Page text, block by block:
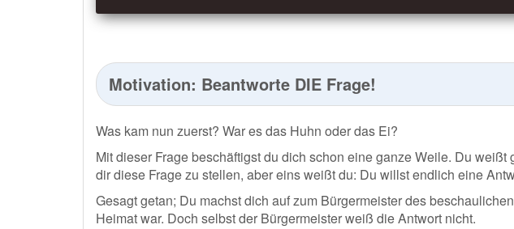
Motivation: Beantworte DIE Frage!
Was kam nun zuerst? War es das Huhn oder das Ei?
Mit dieser Frage beschäftigst du dich schon eine ganze Weile. Du weißt
dir diese Frage zu stellen, aber eins weißt du: Du willst endlich eine
Gesagt getan; Du machst dich auf zum Bürgermeister des
Heimat war. Doch selbst der Bürgermeister weiß die Antwort nicht.